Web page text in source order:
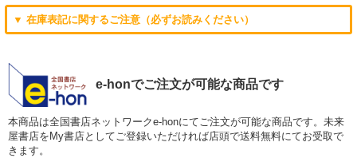
▼ 在庫表記に関するご注意（必ずお読みください）
e-honでご注文が可能な商品です
本商品は全国書店ネットワークe-honにてご注文が可能な商品です。未来
屋書店をMy書店としてご登録いただければ店頭で送料無料にてお受取で
きます。